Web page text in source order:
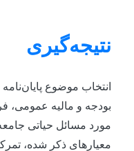
نتیجه‌گیری
انتخاب موضوع
بودجه و مالیه عمومی،
مورد مسائل حیاتی
معیارهای ذکر شده،